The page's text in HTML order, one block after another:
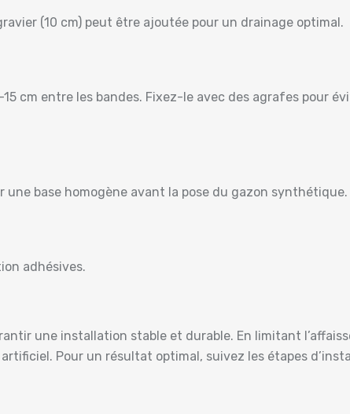
(10 cm) peut être ajoutée pour un drainage optimal.
cm entre les bandes. Fixez-le avec des agrafes pour
base homogène avant la pose du gazon synthétique.
adhésives.
une installation stable et durable. En limitant
Pour un résultat optimal, suivez les étapes